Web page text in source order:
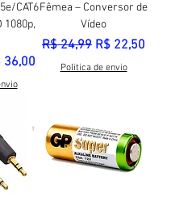
CAT6
1080p,
promocional
36,00
Fêmea – Conversor de
Vídeo
Preço normal
R$ 24,99 Preço
R$ 22,50
Politica de envio